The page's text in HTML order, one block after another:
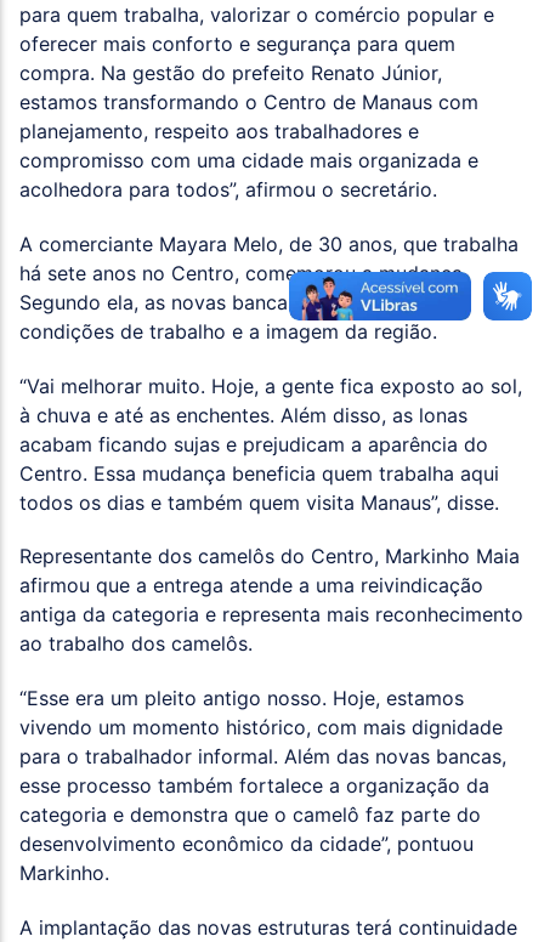
para quem trabalha, valorizar o comércio popular e
oferecer mais conforto e segurança para quem
compra. Na gestão do prefeito Renato Júnior,
estamos transformando o Centro de Manaus com
planejamento, respeito aos trabalhadores e
compromisso com uma cidade mais organizada e
acolhedora para todos”, afirmou o secretário.
A comerciante Mayara Melo, de 30 anos, que trabalha
há sete anos no Centro, comemorou a mudança.
Segundo ela, as novas bancas vão melhorar as
condições de trabalho e a imagem da região.
“Vai melhorar muito. Hoje, a gente fica exposto ao sol,
à chuva e até as enchentes. Além disso, as lonas
acabam ficando sujas e prejudicam a aparência do
Centro. Essa mudança beneficia quem trabalha aqui
todos os dias e também quem visita Manaus”, disse.
Representante dos camelôs do Centro, Markinho Maia
afirmou que a entrega atende a uma reivindicação
antiga da categoria e representa mais reconhecimento
ao trabalho dos camelôs.
“Esse era um pleito antigo nosso. Hoje, estamos
vivendo um momento histórico, com mais dignidade
para o trabalhador informal. Além das novas bancas,
esse processo também fortalece a organização da
categoria e demonstra que o camelô faz parte do
desenvolvimento econômico da cidade”, pontuou
Markinho.
A implantação das novas estruturas terá continuidade